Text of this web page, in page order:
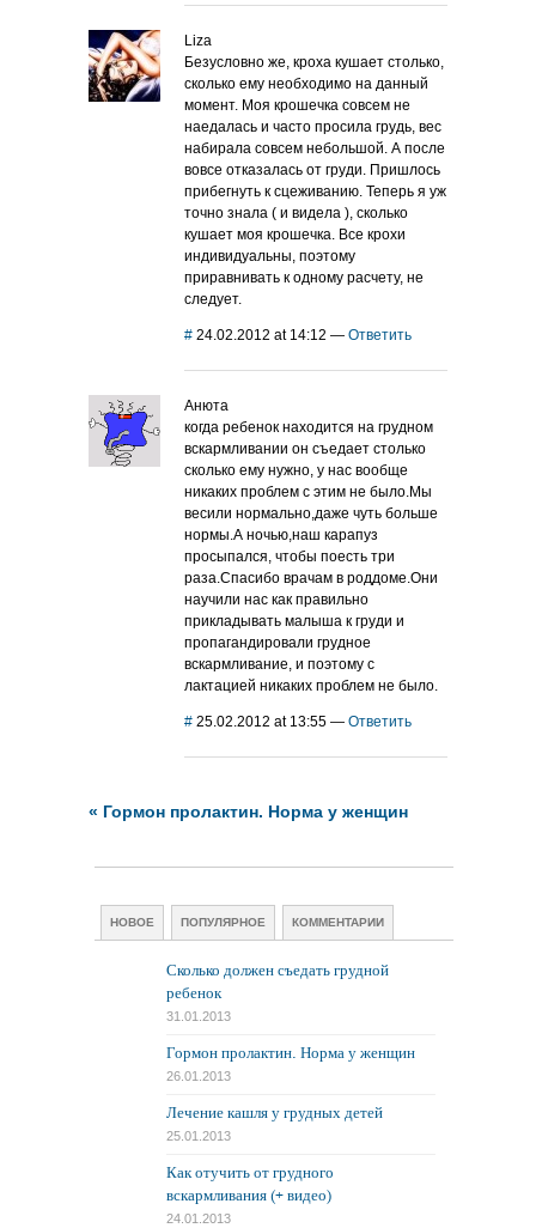
Liza
Безусловно же, кроха кушает столько,
сколько ему необходимо на данный
момент. Моя крошечка совсем не
наедалась и часто просила грудь, вес
набирала совсем небольшой. А после
вовсе отказалась от груди. Пришлось
прибегнуть к сцеживанию. Теперь я уж
точно знала ( и видела ), сколько
кушает моя крошечка. Все крохи
индивидуальны, поэтому
приравнивать к одному расчету, не
следует.
# 24.02.2012 at 14:12 — Ответить
Анюта
когда ребенок находится на грудном
вскармливании он съедает столько
сколько ему нужно, у нас вообще
никаких проблем с этим не было.Мы
весили нормально,даже чуть больше
нормы.А ночью,наш карапуз
просыпался, чтобы поесть три
раза.Спасибо врачам в роддоме.Они
научили нас как правильно
прикладывать малыша к груди и
пропагандировали грудное
вскармливание, и поэтому с
лактацией никаких проблем не было.
# 25.02.2012 at 13:55 — Ответить
« Гормон пролактин. Норма у женщин
НОВОЕ ПОПУЛЯРНОЕ КОММЕНТАРИИ
Сколько должен съедать грудной
ребенок
31.01.2013
Гормон пролактин. Норма у женщин
26.01.2013
Лечение кашля у грудных детей
25.01.2013
Как отучить от грудного
вскармливания (+ видео)
24.01.2013